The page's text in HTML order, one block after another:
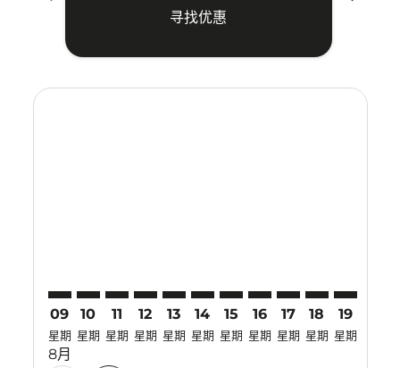
寻找优惠
09
星期
8月
10
星期
11
星期
12
星期
13
星期
14
星期
15
星期
16
星期
17
星期
18
星期
19
星期